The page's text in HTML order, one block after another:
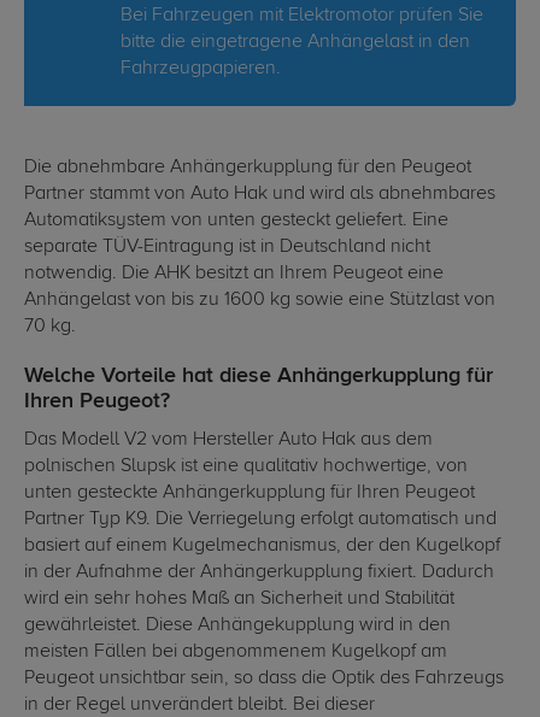
Bei Fahrzeugen mit Elektromotor prüfen Sie
bitte die eingetragene Anhängelast in den
Fahrzeugpapieren.
Die abnehmbare Anhängerkupplung für den Peugeot
Partner stammt von Auto Hak und wird als abnehmbares
Automatiksystem von unten gesteckt geliefert. Eine
separate TÜV-Eintragung ist in Deutschland nicht
notwendig. Die AHK besitzt an Ihrem Peugeot eine
Anhängelast von bis zu 1600 kg sowie eine Stützlast von
70 kg.
Welche Vorteile hat diese Anhängerkupplung für
Ihren Peugeot?
Das Modell V2 vom Hersteller Auto Hak aus dem
polnischen Slupsk ist eine qualitativ hochwertige, von
unten gesteckte Anhängerkupplung für Ihren Peugeot
Partner Typ K9. Die Verriegelung erfolgt automatisch und
basiert auf einem Kugelmechanismus, der den Kugelkopf
in der Aufnahme der Anhängerkupplung fixiert. Dadurch
wird ein sehr hohes Maß an Sicherheit und Stabilität
gewährleistet. Diese Anhängekupplung wird in den
meisten Fällen bei abgenommenem Kugelkopf am
Peugeot unsichtbar sein, so dass die Optik des Fahrzeugs
in der Regel unverändert bleibt. Bei dieser